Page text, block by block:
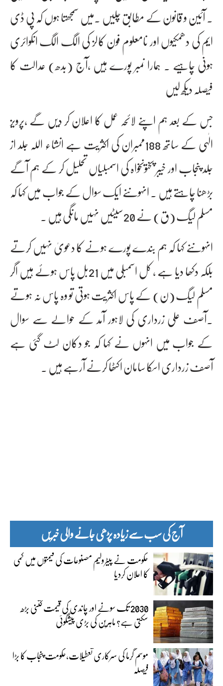
۔ آئین و قانون کے مطابق چلیں ۔میں سمجھتا ہوں کہ پی ڈی
ایم کی دھمکیوں اور نامعلوم فون کالز کی الگ الگ انکوائری
ہونی چاہیے ۔ ہمارا نمبر پورے ہیں ،آج (بدھ) عدالت کا
فیصلہ دیکھ لیں
جس کے بعد ہم اپنے لائحہ عمل کا اعلان کر دیں گے ،پرویز
الٰہی کے ساتھ 188ممبران کی اکثریت ہے انشاء اللہ جلد از
جلد پنجاب اور خیبر پختونخواہ کی اسمبلیاں تحلیل کر کے ہم آگے
بڑھنا چاہتے ہیں ۔ انہوںنے ایک سوال کے جواب میں کہا کہ
مسلم لیگ (ق) نے 20سیٹیں نہیں مانگی ہیں ۔
انہوںنے کہا کہ ہم بندے پورے ہونے کا دعویٰ نہیں کرتے
بلکہ دکھا دیا ہے ، کل اسمبلی میں 21بل پاس ہوئے ہیں اگر
مسلم لیگ (ن) کے پاس اکثریت ہوتی تو وہ پاس نہ ہوتے
۔آصف علی زرداری کی لاہور آمد کے حوالے سے سوال
کے جواب میں انہوں نے کہا کہ جو دکان لٹ گئی ہے
آصف زرداری اسکا سامان اکٹھا کرنے آرہے ہیں ۔
آج کی سب سے زیادہ پڑھی جانے والی خبریں
حکومت نے پیٹرولیم مصنوعات کی قیمتوں میں کمی
کا اعلان کردیا
2030 تک سونے اور چاندی کی قیمت کتنی بڑھ
سکتی ہے؟ ماہرین کی بڑی پیشگوئی
موسم گرما کی سرکاری تعطیلات،حکومت پنجاب کا بڑا
فیصلہ